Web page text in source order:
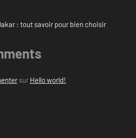
: tout savoir pour bien choisir
sur Hello world!